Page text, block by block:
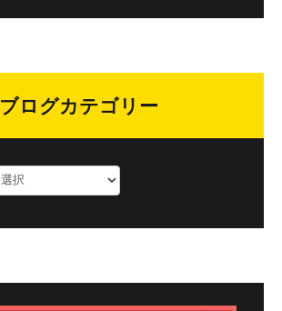
ブログカテゴリー